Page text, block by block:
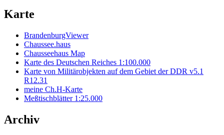
Karte
BrandenburgViewer
Chaussee.haus
Chausseehaus Map
Karte des Deutschen Reiches 1:100.000
Karte von Militärobjekten auf dem Gebiet der DDR v5.1
R12.31
meine Ch.H-Karte
Meßtischblätter 1:25.000
Archiv